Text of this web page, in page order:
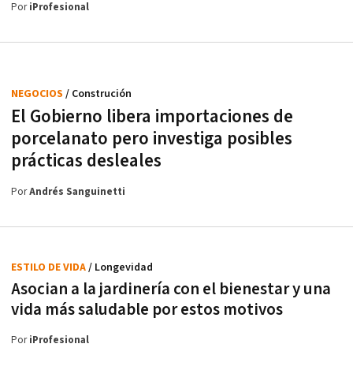
PoriProfesional
El Gobierno libera importaciones de
porcelanato pero investiga posibles
prácticas desleales
NEGOCIOS / Construción
PorAndrés Sanguinetti
Asocian a la jardinería con el bienestar y una
vida más saludable por estos motivos
ESTILO DE VIDA/ Longevidad
PoriProfesional